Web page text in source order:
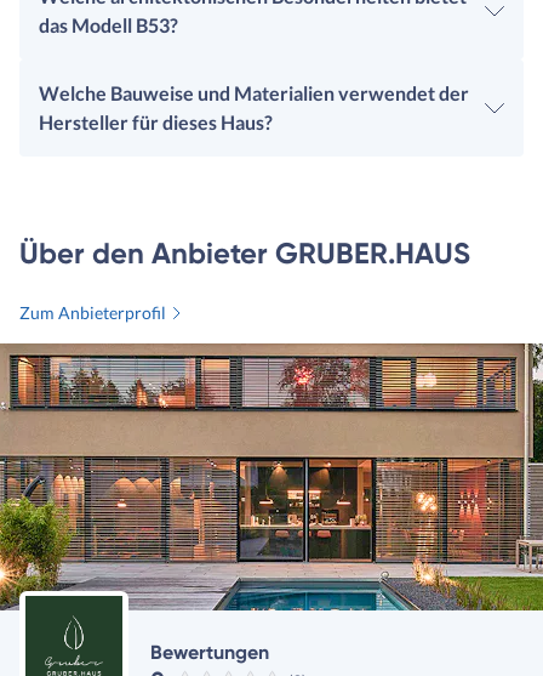
das Modell B53?
Welche Bauweise und Materialien verwendet der
Hersteller für dieses Haus?
Über den Anbieter GRUBER.HAUS
Zum Anbieterprofil
Bewertungen